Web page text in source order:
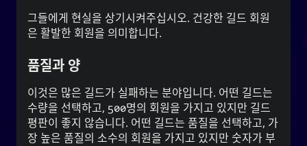
그들에게 현실을 상기시켜주십시오. 건강한 길드 회원
은 활발한 회원을 의미합니다.
품질과 양
이것은 많은 길드가 실패하는 분야입니다. 어떤 길드는
수량을 선택하고, 500명의 회원을 가지고 있지만 길드
평판이 좋지 않습니다. 어떤 길드는 품질을 선택하고, 가
장 높은 품질의 소수의 회원을 가지고 있지만 숫자가 부